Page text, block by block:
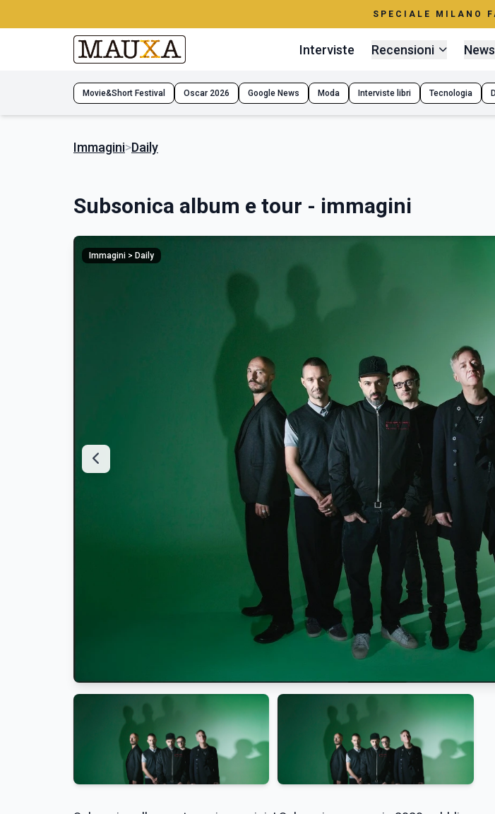
SPECIALE MILANO
Interviste Recensioni News
Movie&Short Festival Oscar 2026 Google News Moda Interviste libri Tecnologia
Immagini>Daily
Subsonica album e tour - immagini
Immagini > Daily